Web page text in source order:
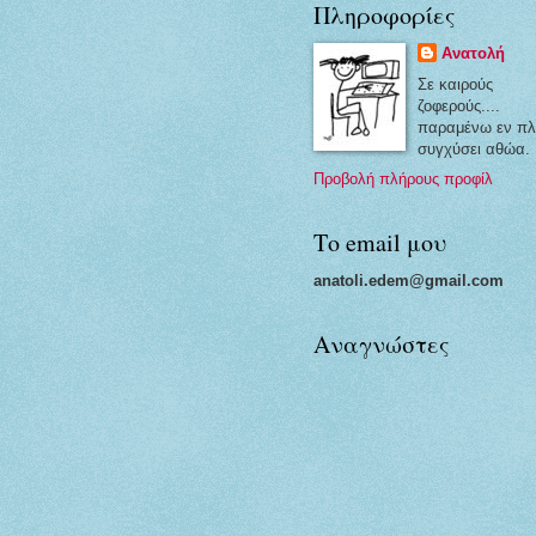
Πληροφορίες
Ανατολή
Σε καιρούς
ζοφερούς....
παραμένω εν
συγχύσει αθώα.
Προβολή πλήρους προφίλ
Το email μου
anatoli.edem@gmail.com
Αναγνώστες